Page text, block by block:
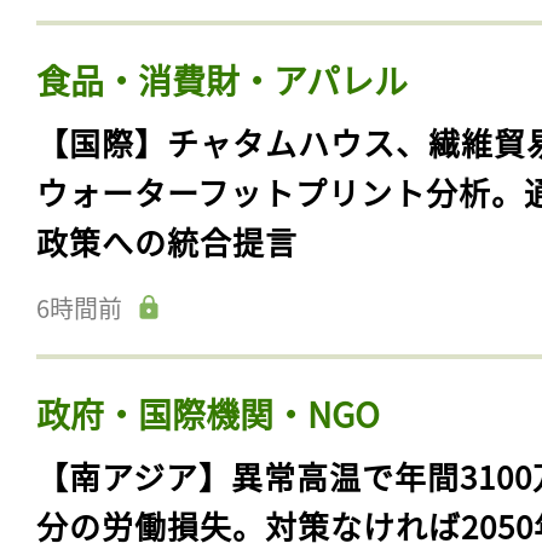
食品・消費財・アパレル
【国際】チャタムハウス、繊維貿
ウォーターフットプリント分析。
政策への統合提言
6時間前
政府・国際機関・NGO
【南アジア】異常高温で年間
分の労働損失。対策なければ